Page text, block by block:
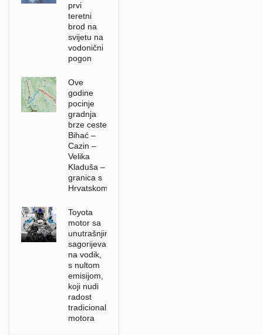
prvi
teretni
brod na
svijetu na
vodonični
pogon
Ove
godine
pocinje
gradnja
brze ceste
Bihać –
Cazin –
Velika
Kladuša –
granica s
Hrvatskom
Toyota
motor sa
unutrašnjim
sagorijevanjem
na vodik,
s nultom
emisijom,
koji nudi
radost
tradicionalnih
motora